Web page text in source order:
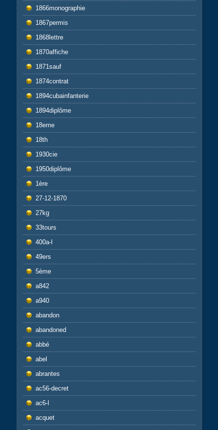
1866monographie
1867permis
1868lettre
1870affiche
1871sauf
1874contrat
1894cubainfanterie
1894diplôme
18eme
18th
1930cie
1950diplôme
1ère
27-12-1870
27kg
33tours
400a-l
49ers
5ème
a842
a940
abandon
abandoned
abbé
abel
abrantes
ac56-decret
ac6-l
acquet